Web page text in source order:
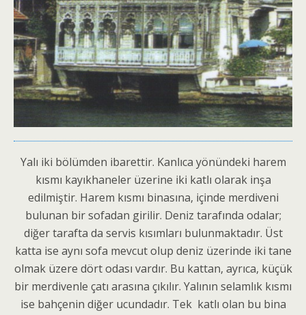
Yalı iki bölümden ibarettir. Kanlıca yönündeki harem
kısmı kayıkhaneler üzerine iki katlı olarak inşa
edilmiştir. Harem kısmı binasına, içinde merdiveni
bulunan bir sofadan girilir. Deniz tarafında odalar;
diğer tarafta da servis kısımları bulunmaktadır. Üst
katta ise aynı sofa mevcut olup deniz üzerinde iki tane
olmak üzere dört odası vardır. Bu kattan, ayrıca, küçük
bir merdivenle çatı arasına çıkılır. Yalının selamlık kısmı
ise bahçenin diğer ucundadır. Tek katlı olan bu bina